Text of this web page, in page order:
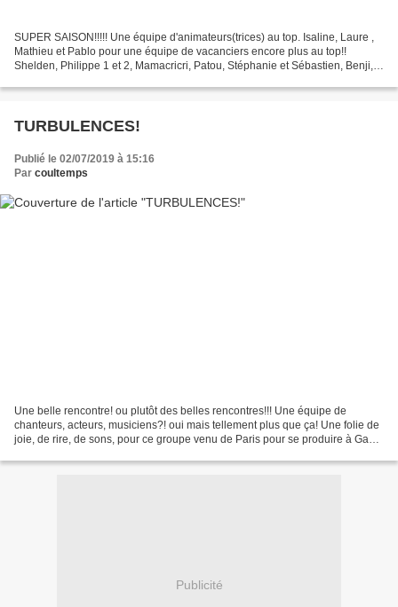
SUPER SAISON!!!!! Une équipe d'animateurs(trices) au top. Isaline, Laure ,
Mathieu et Pablo pour une équipe de vacanciers encore plus au top!!
Shelden, Philippe 1 et 2, Mamacricri, Patou, Stéphanie et Sébastien, Benji,
TURBULENCES!
Publié le 02/07/2019 à 15:16
Par coultemps
Une belle rencontre! ou plutôt des belles rencontres!!! Une équipe de
chanteurs, acteurs, musiciens?! oui mais tellement plus que ça! Une folie de
joie, de rire, de sons, pour ce groupe venu de Paris pour se produire à Gap
Publicité